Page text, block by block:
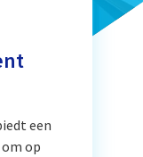
een
op